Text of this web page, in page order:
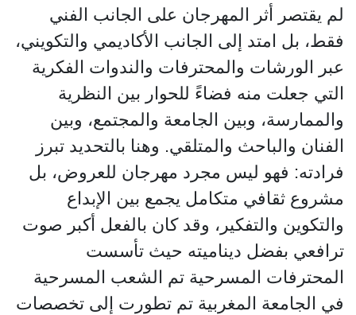
لم يقتصر أثر المهرجان على الجانب الفني
فقط، بل امتد إلى الجانب الأكاديمي والتكويني،
عبر الورشات والمحترفات والندوات الفكرية
التي جعلت منه فضاءً للحوار بين النظرية
والممارسة، وبين الجامعة والمجتمع، وبين
الفنان والباحث والمتلقي. وهنا بالتحديد تبرز
فرادته: فهو ليس مجرد مهرجان للعروض، بل
مشروع ثقافي متكامل يجمع بين الإبداع
والتكوين والتفكير، وقد كان بالفعل أكبر صوت
ترافعي بفضل ديناميته حيث تأسست
المحترفات المسرحية تم الشعب المسرحية
في الجامعة المغربية تم تطورت إلى تخصصات